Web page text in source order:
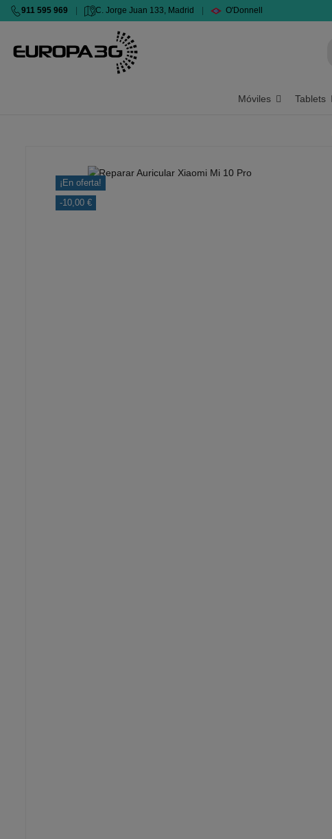
911 595 969 C. Jorge Juan 133, Madrid O'Donnell
Móviles Tablets
¡En oferta!
-10,00 €